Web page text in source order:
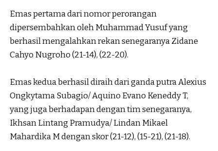
Emas pertama dari nomor perorangan
dipersembahkan oleh Muhammad Yusuf yang
berhasil mengalahkan rekan senegaranya Zidane
Cahyo Nugroho (21-14), (22-20).
Emas kedua berhasil diraih dari ganda putra Alexius
Ongkytama Subagio/ Aquino Evano Keneddy T,
yang juga berhadapan dengan tim senegaranya,
Ikhsan Lintang Pramudya/ Lindan Mikael
Mahardika M dengan skor (21-12), (15-21), (21-18).